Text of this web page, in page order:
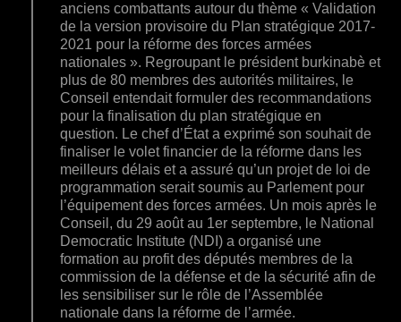
anciens combattants autour du thème « Validation
de la version provisoire du Plan stratégique 2017-
2021 pour la réforme des forces armées
nationales ». Regroupant le président burkinabè et
plus de 80 membres des autorités militaires, le
Conseil entendait formuler des recommandations
pour la finalisation du plan stratégique en
question. Le chef d’État a exprimé son souhait de
finaliser le volet financier de la réforme dans les
meilleurs délais et a assuré qu’un projet de loi de
programmation serait soumis au Parlement pour
l’équipement des forces armées. Un mois après le
Conseil, du 29 août au 1er septembre, le National
Democratic Institute (NDI) a organisé une
formation au profit des députés membres de la
commission de la défense et de la sécurité afin de
les sensibiliser sur le rôle de l’Assemblée
nationale dans la réforme de l’armée.